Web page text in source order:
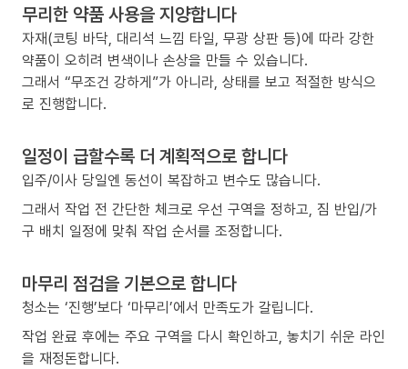
무리한 약품 사용을 지양합니다
자재(코팅 바닥, 대리석 느낌 타일, 무광 상판 등)에 따라 강한
약품이 오히려 변색이나 손상을 만들 수 있습니다.
그래서 “무조건 강하게”가 아니라, 상태를 보고 적절한 방식으
로 진행합니다.
일정이 급할수록 더 계획적으로 합니다
입주/이사 당일엔 동선이 복잡하고 변수도 많습니다.
그래서 작업 전 간단한 체크로 우선 구역을 정하고, 짐 반입/가
구 배치 일정에 맞춰 작업 순서를 조정합니다.
마무리 점검을 기본으로 합니다
청소는 ‘진행’보다 ‘마무리’에서 만족도가 갈립니다.
작업 완료 후에는 주요 구역을 다시 확인하고, 놓치기 쉬운 라인
을 재정돈합니다.